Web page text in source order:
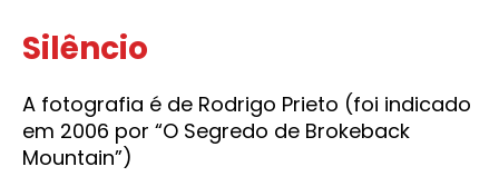
Silêncio
A fotografia é de Rodrigo Prieto (foi indicado
em 2006 por “O Segredo de Brokeback
Mountain”)